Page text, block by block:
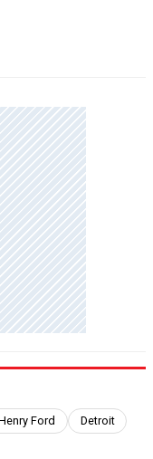
Ford Detroit